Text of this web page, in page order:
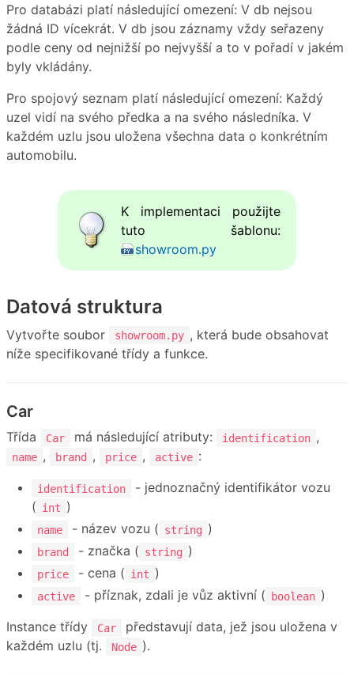
Pro databázi platí následující omezení: V db nejsou
žádná ID vícekrát. V db jsou záznamy vždy seřazeny
podle ceny od nejnižší po nejvyšší a to v pořadí v jakém
byly vkládány.
Pro spojový seznam platí následující omezení: Každý
uzel vidí na svého předka a na svého následníka. V
každém uzlu jsou uložena všechna data o konkrétním
automobilu.
K implementaci použijte
tuto šablonu:
showroom.py
Datová struktura
Vytvořte soubor showroom.py , která bude obsahovat
níže specifikované třídy a funkce.
Car
Třída Car má následující atributy: identification ,
name , brand , price , active :
identification
- jednoznačný identifikátor vozu
( int )
name - název vozu ( string )
brand - značka ( string )
price - cena ( int )
active - příznak, zdali je vůz aktivní ( boolean )
Instance třídy
Car
představují data, jež jsou uložena v
každém uzlu (tj.
Node ).